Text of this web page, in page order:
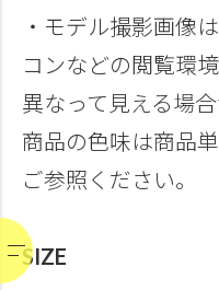
・モデル撮影画像
コンなどの閲覧環
異なって見える場合
商品の色味は商品
ご参照ください。
SIZE